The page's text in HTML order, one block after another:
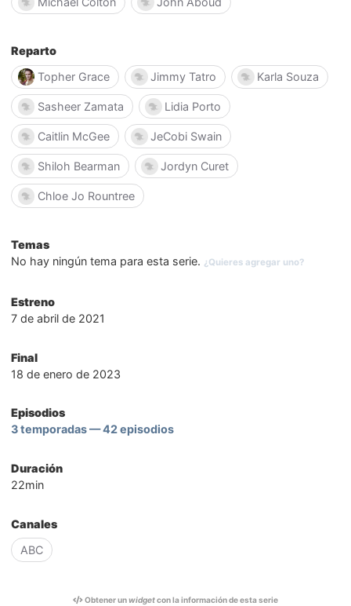
Reparto
Topher Grace
Jimmy Tatro Karla Souza
Sasheer Zamata Lidia Porto
Caitlin McGee JeCobi Swain
Shiloh Bearman Jordyn Curet
Chloe Jo Rountree
Temas
No hay ningún tema para esta serie. ¿Quieres agregar uno?
Estreno
7 de abril de 2021
Final
18 de enero de 2023
Episodios
3 temporadas — 42 episodios
Duración
22min
Canales
ABC
Obtener unwidgetcon la información de esta serie